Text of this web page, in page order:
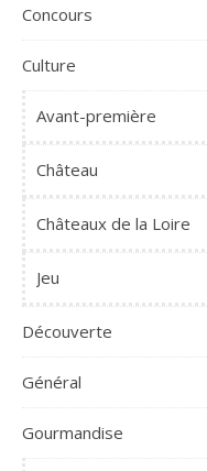
Concours
Culture
Avant-première
Château
Châteaux de la Loire
Jeu
Découverte
Général
Gourmandise